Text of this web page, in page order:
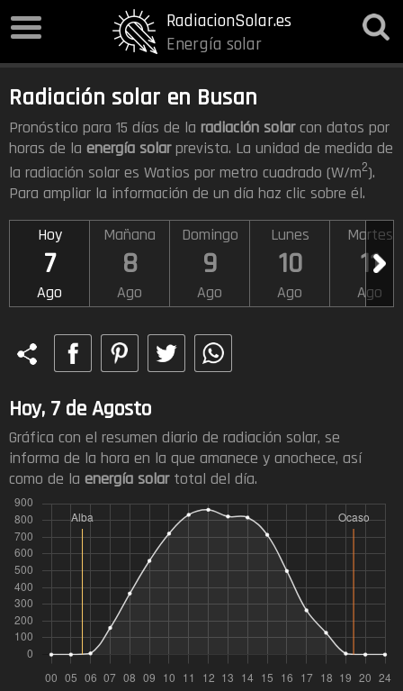
RadiacionSolar.es
Energía solar
Radiación solar en Busan
Pronóstico para 15 días de la radiación solarcon datos por
horas de la energía solarprevista. La unidad de medida de
la radiación solar es Watios por metro cuadrado (W/m2).
Para ampliar la información de un día haz clic sobre él.
Hoy
7
Ago
Mañana
8
Ago
Domingo
9
Ago
Lunes
10
Ago
Martes
11
Ago
Hoy, 7 de Agosto
Gráfica con el resumen diario de radiación solar, se
informa de la hora en la que amanece y anochece, así
como de la energía solartotal del día.